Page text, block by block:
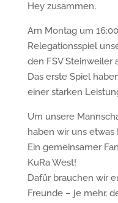
Hey zusammen,
Am Montag um
Relegationsspiel
den FSV Steinweiler
Das erste Spiel
einer starken
Um unsere
haben wir uns
Ein gemeinsamer
KuRa West!
Dafür brauchen wir
Freunde – je mehr,